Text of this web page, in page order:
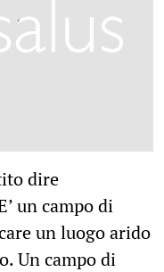
dire
un campo di
un luogo arido
Un campo di